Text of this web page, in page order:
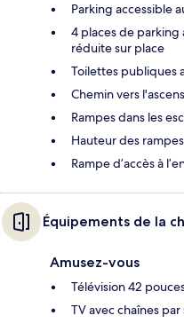
Parking accessible
4 places de parking
réduite sur place
Toilettes publiques
Chemin vers
Rampes dans les
Hauteur des
Rampe d’accès à
Équipements de la
Amusez-vous
Télévision 42
TV avec chaînes